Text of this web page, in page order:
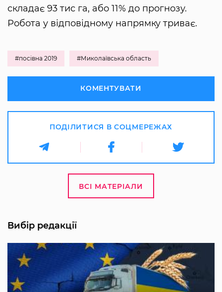
складає 93 тис га, або 11% до прогнозу.
Робота у відповідному напрямку триває.
#посівна 2019 #Миколаївська область
КОМЕНТУВАТИ
ПОДІЛИТИСЯ В СОЦМЕРЕЖАХ
ВСІ МАТЕРІАЛИ
Вибір редакції